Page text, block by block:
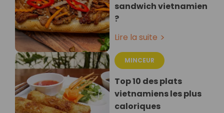
sandwich vietnamien
?
Lire la suite
MINCEUR
Top 10 des plats
vietnamiens les plus
caloriques